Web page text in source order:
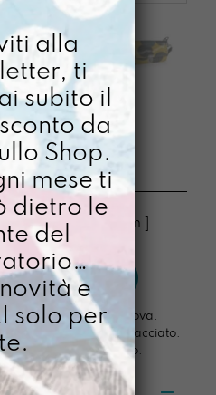
A MANO
10 x 17,5 x 6,5cm ]
LO VOGLIO
laboratorio di Padova.
pacco sempre tracciato.
superiore ai 100 euro.
alla
ti
subito il
da
Shop.
mese ti
dietro le
del
e
solo per